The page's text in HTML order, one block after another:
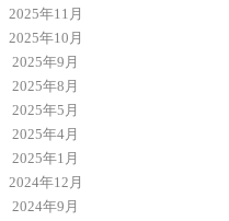
2025年11月
2025年10月
2025年9月
2025年8月
2025年5月
2025年4月
2025年1月
2024年12月
2024年9月